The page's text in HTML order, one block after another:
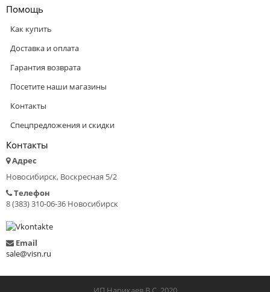
Помощь
Как купить
Доставка и оплата
Гарантия возврата
Посетите наши магазины
Контакты
Спецпредложения и скидки
Контакты
Адрес
Новосибирск, Воскресная 5/2
Телефон
8 (383) 310-06-36 Новосибирск
Email
sale@visn.ru